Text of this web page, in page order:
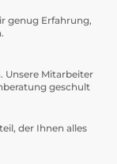
genug Erfahrung,
Unsere Mitarbeiter
geschult
der Ihnen alles